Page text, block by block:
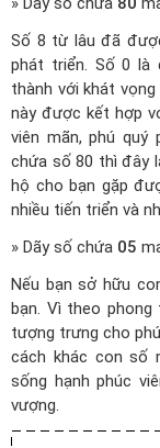
Số 8 từ lâu đã
phát triển. Số 0 là
thành với khát
này được kết hợp
viên mãn, phú quý
chứa số 80 thì đây
hộ cho bạn gặp
nhiều tiến triển và
» Dãy số chứa 05
Nếu bạn sở hữu
bạn. Vì theo
tượng trưng cho
cách khác con số
sống hạnh phúc
vượng.